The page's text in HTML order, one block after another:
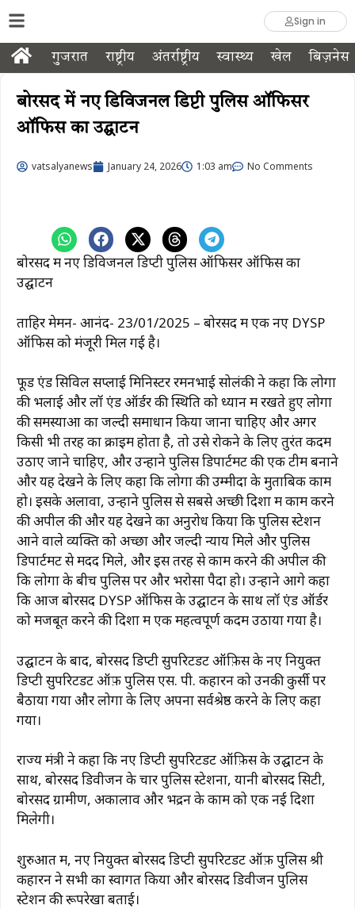
Sign in
गुजरात राष्ट्रीय अंतर्राष्ट्रीय स्वास्थ्य खेल बिज़नेस
बोरसद में नए डिविजनल डिप्टी पुलिस ऑफिसर
ऑफिस का उद्घाटन
vatsalyanews January 24, 2026 1:03 am No Comments
बोरसद में नए डिविजनल डिप्टी पुलिस ऑफिसर ऑफिस का
उद्घाटन
ताहिर मेमन- आनंद- 23/01/2025 – बोरसद में एक नए DYSP
ऑफिस को मंजूरी मिल गई है।
फूड एंड सिविल सप्लाई मिनिस्टर रमनभाई सोलंकी ने कहा कि लोगों
की भलाई और लॉ एंड ऑर्डर की स्थिति को ध्यान में रखते हुए लोगों
की समस्याओं का जल्दी समाधान किया जाना चाहिए और अगर
किसी भी तरह का क्राइम होता है, तो उसे रोकने के लिए तुरंत कदम
उठाए जाने चाहिए, और उन्होंने पुलिस डिपार्टमेंट की एक टीम बनाने
और यह देखने के लिए कहा कि लोगों की उम्मीदों के मुताबिक काम
हो। इसके अलावा, उन्होंने पुलिस से सबसे अच्छी दिशा में काम करने
की अपील की और यह देखने का अनुरोध किया कि पुलिस स्टेशन
आने वाले व्यक्ति को अच्छा और जल्दी न्याय मिले और पुलिस
डिपार्टमेंट से मदद मिले, और इस तरह से काम करने की अपील की
कि लोगों के बीच पुलिस पर और भरोसा पैदा हो। उन्होंने आगे कहा
कि आज बोरसद DYSP ऑफिस के उद्घाटन के साथ लॉ एंड ऑर्डर
को मजबूत करने की दिशा में एक महत्वपूर्ण कदम उठाया गया है।
उद्घाटन के बाद, बोरसद डिप्टी सुपरिटेंडेंट ऑफ़िस के नए नियुक्त
डिप्टी सुपरिटेंडेंट ऑफ़ पुलिस एस. पी. कहारन को उनकी कुर्सी पर
बैठाया गया और लोगों के लिए अपना सर्वश्रेष्ठ करने के लिए कहा
गया।
राज्य मंत्री ने कहा कि नए डिप्टी सुपरिटेंडेंट ऑफ़िस के उद्घाटन के
साथ, बोरसद डिवीजन के चार पुलिस स्टेशनों, यानी बोरसद सिटी,
बोरसद ग्रामीण, अकालाव और भद्रन के काम को एक नई दिशा
मिलेगी।
शुरुआत में, नए नियुक्त बोरसद डिप्टी सुपरिटेंडेंट ऑफ़ पुलिस श्री
कहारन ने सभी का स्वागत किया और बोरसद डिवीजन पुलिस
स्टेशन की रूपरेखा बताई।